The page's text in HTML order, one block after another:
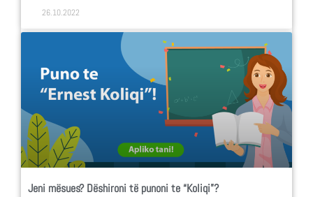
26.10.2022
Jeni mësues? Dëshironi të punoni te “Koliqi”?